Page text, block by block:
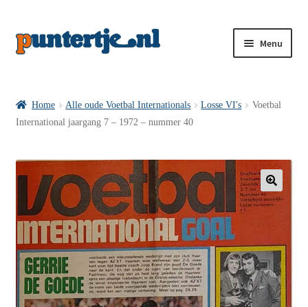
Menu
VI’s met Hollandse Velden
VI’s met Posters
Wie is puntertje
Home Alle oude Voetbal Internationals Losse VI's
Voetbal
International jaargang 7 – 1972 – nummer 40
🔍